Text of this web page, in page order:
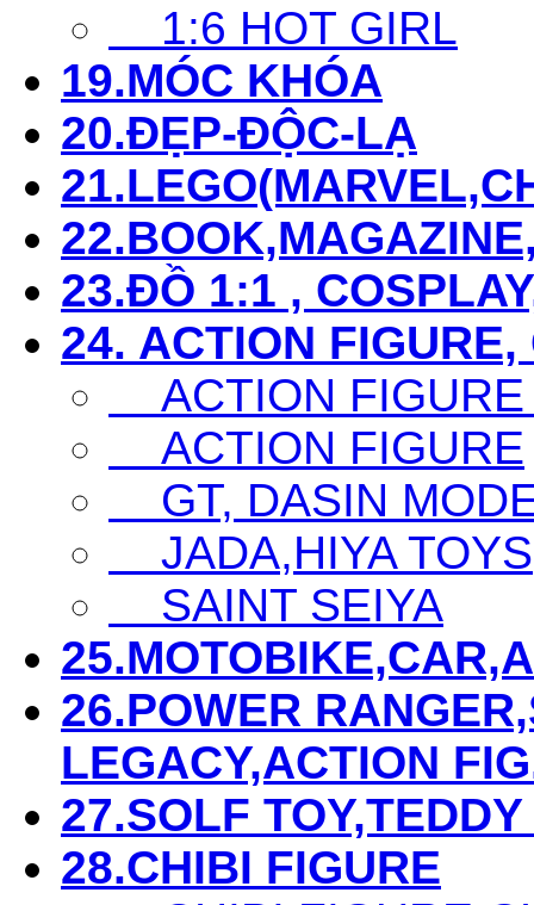
1:6 HOT GIRL
19.MÓC KHÓA
20.ĐẸP-ĐỘC-LẠ
23.ĐỒ 1:1 ,
24. ACTION
ACTION
ACTION FIGURE
GT, DASIN
JADA,HIYA TOYS
SAINT SEIYA
26.POWER
LEGACY,ACTION
27.SOLF
28.CHIBI FIGURE